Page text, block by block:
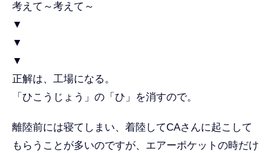
考えて～考えて～
▼
▼
▼
正解は、工場になる。
「ひこうじょう」の「ひ」を消すので。
離陸前には寝てしまい、着陸してCAさんに起こして
もらうことが多いのですが、エアーポケットの時だけ